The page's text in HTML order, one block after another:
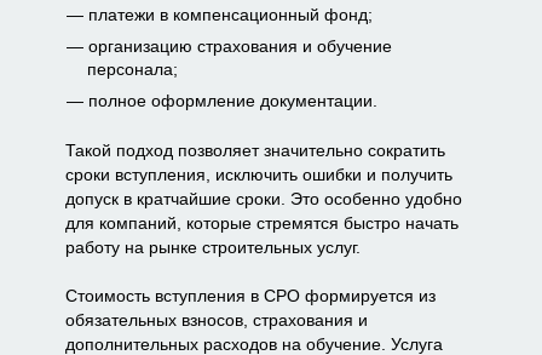
платежи в компенсационный фонд;
организацию страхования и обучение
персонала;
полное оформление документации.
Такой подход позволяет значительно сократить
сроки вступления, исключить ошибки и получить
допуск в кратчайшие сроки. Это особенно удобно
для компаний, которые стремятся быстро начать
работу на рынке строительных услуг.
Стоимость вступления в СРО формируется из
обязательных взносов, страхования и
дополнительных расходов на обучение. Услуга